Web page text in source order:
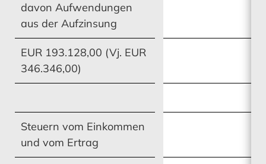
davon Aufwendungen
aus der Aufzinsung
EUR 193.128,00 (Vj. EUR
346.346,00)
Steuern vom Einkommen
und vom Ertrag